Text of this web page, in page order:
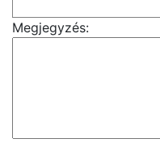
Megjegyzés: